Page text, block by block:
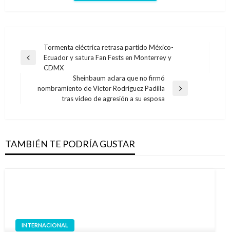
Navegación
de
Entrada
Tormenta eléctrica retrasa partido México-
Ecuador y satura Fan Fests en Monterrey y
CDMX
Entrada
Sheinbaum aclara que no firmó
nombramiento de Víctor Rodríguez Padilla
tras video de agresión a su esposa
TAMBIÉN TE PODRÍA GUSTAR
INTERNACIONAL